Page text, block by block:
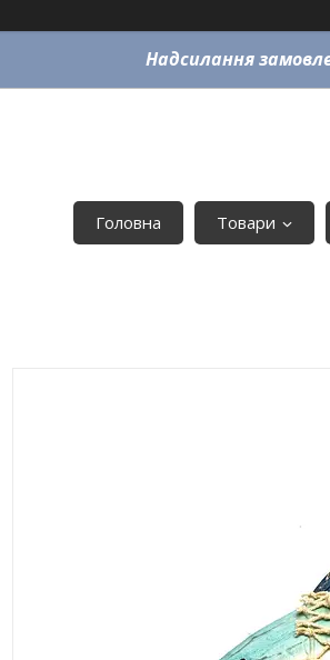
Надсилання
Головна Товари